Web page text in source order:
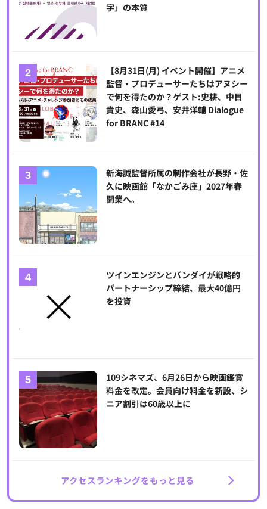
字」の本質
【8月31日(月) イベント開催】アニメ
監督・プロデューサーたちはアヌシー
で何を得たのか？ゲスト:史耕、中目
貴史、森山愛弓、安井洋輔 Dialogue
for BRANC #14
新海誠監督所属の制作会社が長野・佐
久に映画館「なかごみ座」2027年春
開業へ。
ツインエンジンとバンダイが戦略的
パートナーシップ締結、最大40億円
を投資
109シネマズ、6月26日から映画鑑賞
料金を改定。会員向け料金を新設、シ
ニア割引は60歳以上に
アクセスランキングをもっと見る